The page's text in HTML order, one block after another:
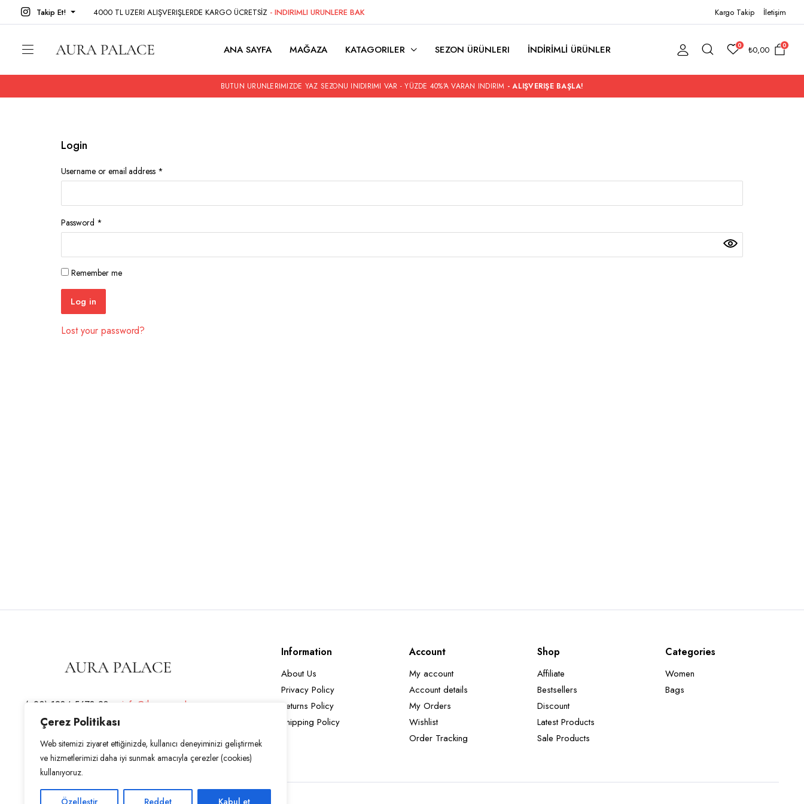
Çerez Politikası
Web sitemizi ziyaret ettiğinizde, kullanıcı deneyiminizi geliştirmek
ve hizmetlerimizi daha iyi sunmak amacıyla çerezler (cookies)
kullanıyoruz.
Özelleştir Reddet Kabul et
Takip Et! 4000 TL UZERI ALIŞVERIŞLERDE KARGO ÜCRETSİZ - INDIRIMLI URUNLERE BAK Kargo Takip İletişim
ANA SAYFA MAĞAZA KATAGORILER SEZON ÜRÜNLERI İNDİRİMLİ ÜRÜNLER 0 ₺0,00 0
BUTUN URUNLERIMIZDE YAZ SEZONU INIDIRIMI VAR - YÜZDE 40%'A VARAN INDIRIM - ALIŞVERIŞE BAŞLA!
Login
Username or email address *
Password *
Remember me
Log in
Lost your password?
(+90) 1234 5678 90 –info@theaurapalace.com
Adres : Gazimağusa, KKTC
Information
About Us
Privacy Policy
Returns Policy
Shipping Policy
Account
My account
Account details
My Orders
Wishlist
Order Tracking
Shop
Affiliate
Bestsellers
Discount
Latest Products
Sale Products
Categories
Women
Bags